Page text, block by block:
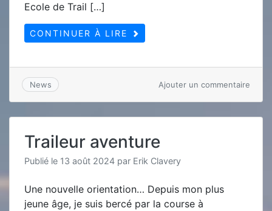
Ecole de Trail […]
CONTINUER À LIRE
News Ajouter un commentaire
Traileur aventure
Publié le 13 août 2024 par Erik Clavery
Une nouvelle orientation… Depuis mon plus
jeune âge, je suis bercé par la course à